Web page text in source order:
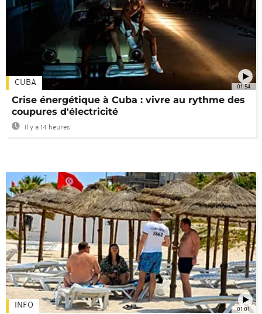
01:54
CUBA
Crise énergétique à Cuba : vivre au rythme des
coupures d'électricité
Il y a 14 heures
01:01
INFO